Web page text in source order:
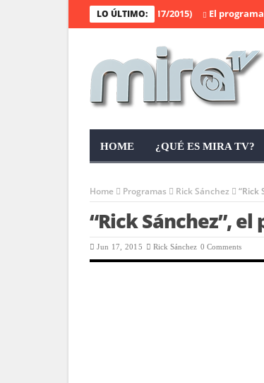
LO ÚLTIMO:
el programa completo (06/17/2015) El programa
HOME ¿QUÉ ES MIRA TV?
Home Programas Rick Sánchez “Rick
“Rick Sánchez”,
Jun 17, 2015 Rick Sánchez 0 Comments